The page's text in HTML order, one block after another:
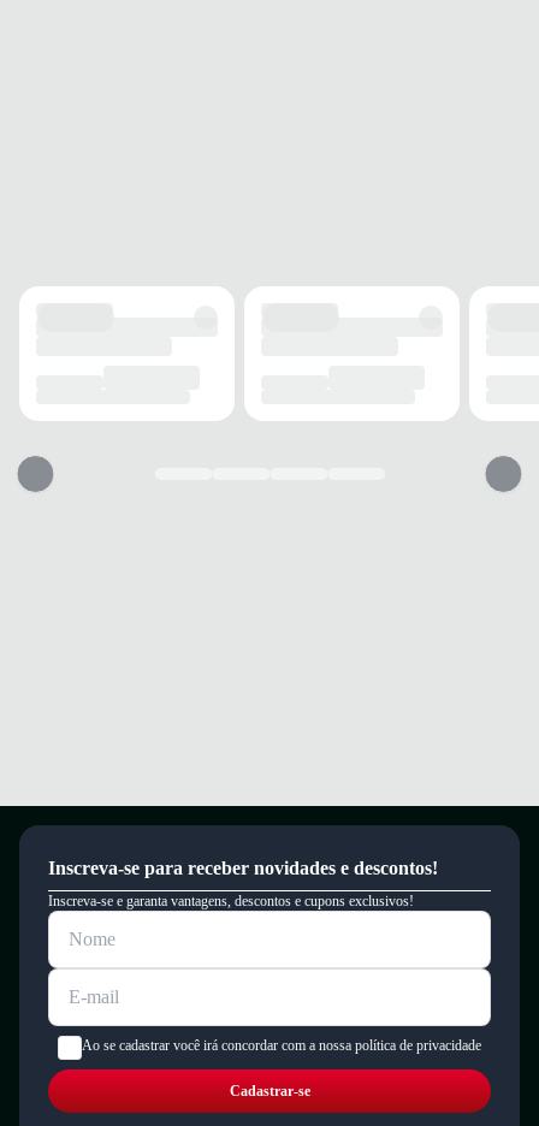
Inscreva-se para receber novidades e descontos!
Inscreva-se e garanta vantagens, descontos e cupons exclusivos!
Ao se cadastrar você irá concordar com a nossa política de privacidade
Cadastrar-se